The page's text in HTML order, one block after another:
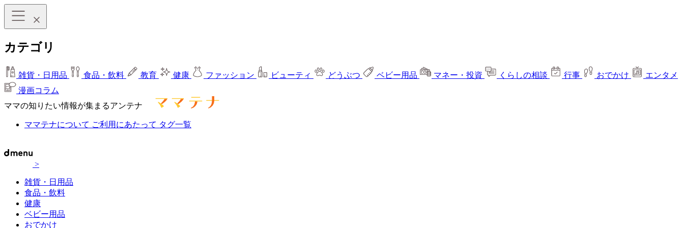
カテゴリ
雑貨・日用品 食品・飲料 教育 健康 ファッション ビューティ どうぶつ ベビー用品 マネー・投資 くらしの相談 行事 おでかけ
エンタメ
漫画コラム
ママの知りたい情報が集まるアンテナ
ママテナについて ご利用にあたって タグ一覧
>
雑貨・日用品
食品・飲料
健康
ベビー用品
おでかけ